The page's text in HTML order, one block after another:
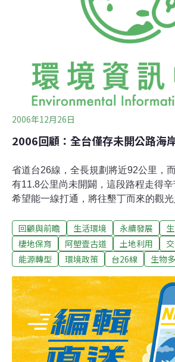
2006年12月26日
2006回顧：全台僅存未開公路海
省道台26線，全長規劃將近92公里，
有11.8公里尚未開闢，這段路程走得
希望能一線打通，將往墾丁而來的觀
留當地生態與人文資源以發展永續觀
見相左，政府機關此端著手規劃國家步
3月初動工進行海岸公路建設，也引發
灣環島海岸公路只剩下屏東縣佳樂水至
旭海至台東縣安朔這兩段尚未完成，
工，再利用旭海至佳樂水段200縣道路
全台海岸公路連結完成，於是行政院
列經費，預定用5年18億元的經費分成
工程，而其中的安朔至南田段則已發
施工。而今年屏東縣教師會生態教育
回顧與前瞻 生活環境 永續發展
棲地保育
阿塱壹古道 土地利用
能源轉型
環境政策 台26線 生物